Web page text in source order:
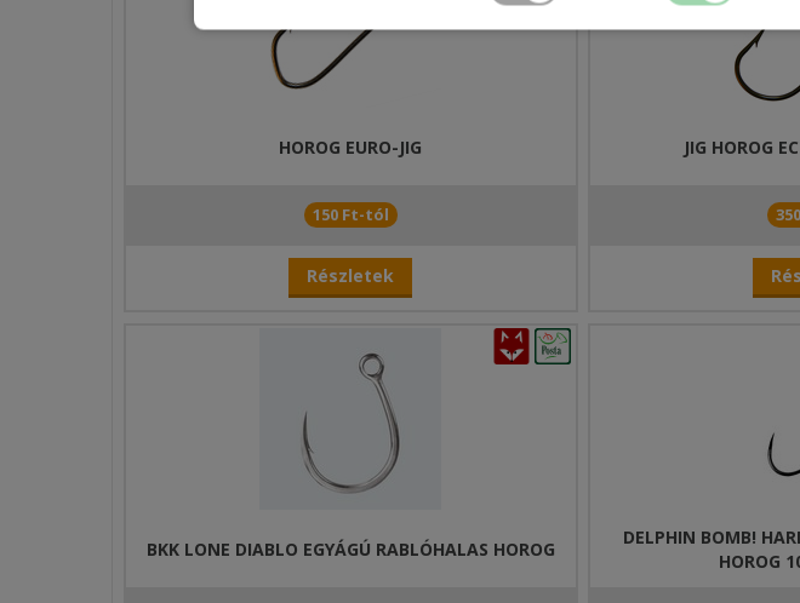
HOROG EURO-JIG
150 Ft-tól
Részletek
JIG HOROG
BKK LONE DIABLO EGYÁGÚ RABLÓHALAS HOROG
DELPHIN BOMB!
HOROG